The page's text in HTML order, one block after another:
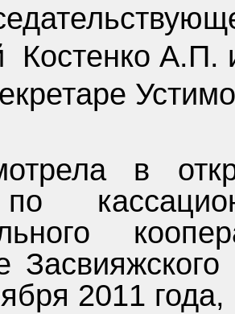
Костенко
в
Засвияжского
2011